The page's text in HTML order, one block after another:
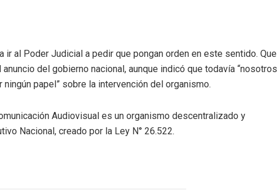
ir al Poder Judicial a pedir que pongan orden en este sentido. Que
del gobierno nacional, aunque indicó que todavía “nosotros
papel” sobre la intervención del organismo.
Audiovisual es un organismo descentralizado y
Nacional, creado por la Ley N° 26.522.